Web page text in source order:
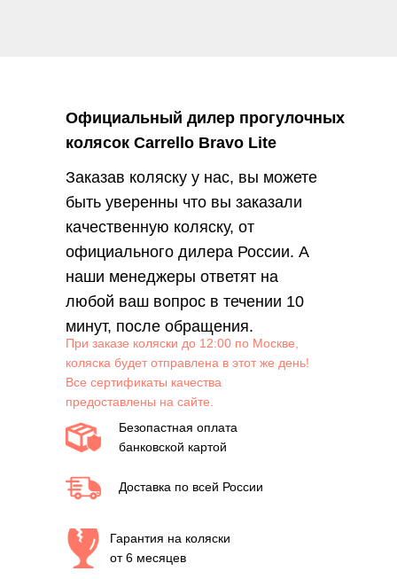
Официальный дилер прогулочных
колясок Carrello Bravo Lite
Заказав коляску у нас, вы можете
быть уверенны что вы заказали
качественную коляску, от
официального дилера России. А
наши менеджеры ответят на
любой ваш вопрос в течении 10
минут, после обращения.
При заказе коляски до 12:00 по Москве,
коляска будет отправлена в этот же день!
Все сертификаты качества
предоставлены на сайте.
Гарантия на коляски
от 6 месяцев
Безопастная оплата
банковской картой
Доставка по всей России